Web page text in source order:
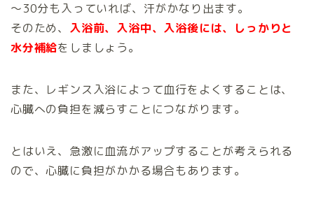
～30分も入っていれば、汗がかなり出ます。
そのため、 入浴前、入浴中、入浴後には、しっかりと
水分補給をしましょう。
また、レギンス入浴によって血行をよくすることは、
心臓への負担を減らすことにつながります。
とはいえ、急激に血流がアップすることが考えられる
ので、心臓に負担がかかる場合もあります。